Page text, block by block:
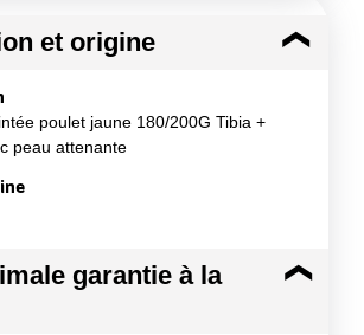
et origine
poulet jaune 180/200G Tibia +
peau attenante
garantie à la